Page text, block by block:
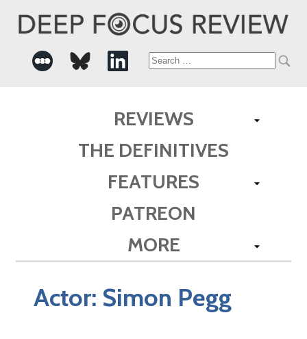
Search
REVIEWS
THE DEFINITIVES
FEATURES
PATREON
MORE
Actor: Simon Pegg